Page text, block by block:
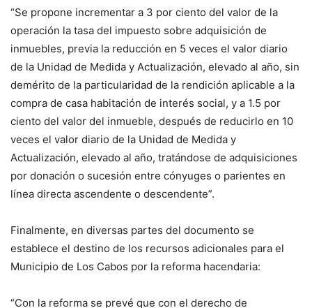
“Se propone incrementar a 3 por ciento del valor de la
operación la tasa del impuesto sobre adquisición de
inmuebles, previa la reducción en 5 veces el valor diario
de la Unidad de Medida y Actualización, elevado al año, sin
demérito de la particularidad de la rendición aplicable a la
compra de casa habitación de interés social, y a 1.5 por
ciento del valor del inmueble, después de reducirlo en 10
veces el valor diario de la Unidad de Medida y
Actualización, elevado al año, tratándose de adquisiciones
por donación o sucesión entre cónyuges o parientes en
línea directa ascendente o descendente”.
Finalmente, en diversas partes del documento se
establece el destino de los recursos adicionales para el
Municipio de Los Cabos por la reforma hacendaria:
“Con la reforma se prevé que con el derecho de